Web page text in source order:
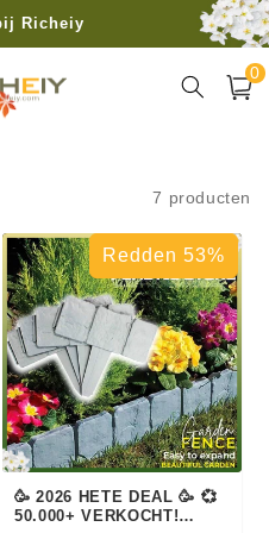
Richeiy
vanaf 40€ 0
7 producten
Redden 53%
🥳 2026 HETE DEAL 🥳 💞
50.000+ VERKOCHT!